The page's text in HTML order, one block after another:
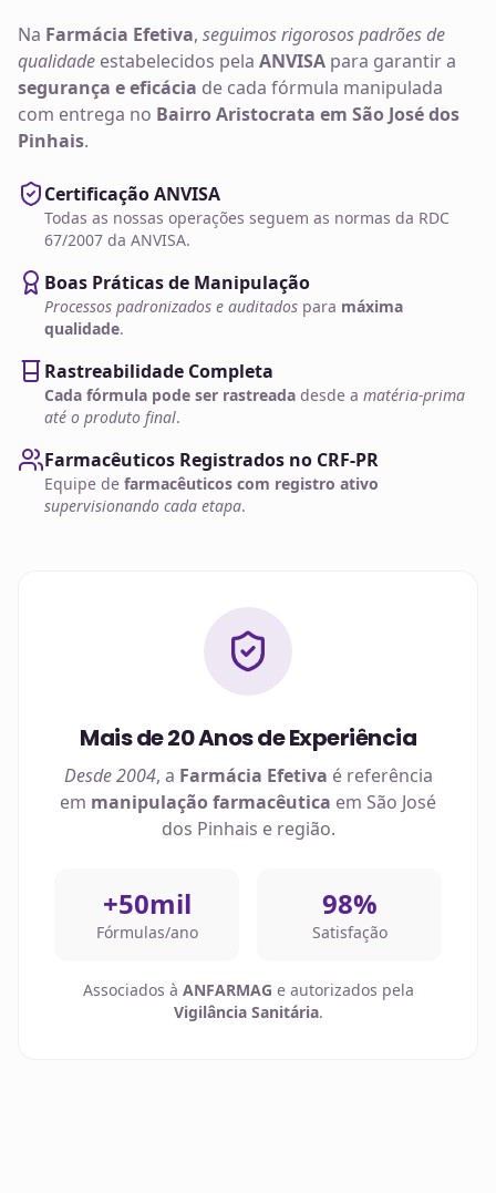
Na Farmácia Efetiva, seguimos rigorosos padrões de
qualidade estabelecidos pela ANVISA para garantir a
segurança e eficácia de cada fórmula manipulada
com entrega no Bairro Aristocrata em São José dos
Pinhais.
Certificação ANVISA
Todas as nossas operações seguem as normas da RDC
67/2007 da ANVISA.
Boas Práticas de Manipulação
Processos padronizados e auditados para máxima
qualidade.
Rastreabilidade Completa
Cada fórmula pode ser rastreada desde a matéria-prima
até o produto final.
Farmacêuticos Registrados no CRF-PR
Equipe de farmacêuticos com registro ativo
supervisionando cada etapa.
Mais de 20 Anos de Experiência
Desde 2004, a Farmácia Efetiva é referência
em manipulação farmacêutica em São José
dos Pinhais e região.
+50mil
Fórmulas/ano
98%
Satisfação
Associados à ANFARMAG e autorizados pela
Vigilância Sanitária.